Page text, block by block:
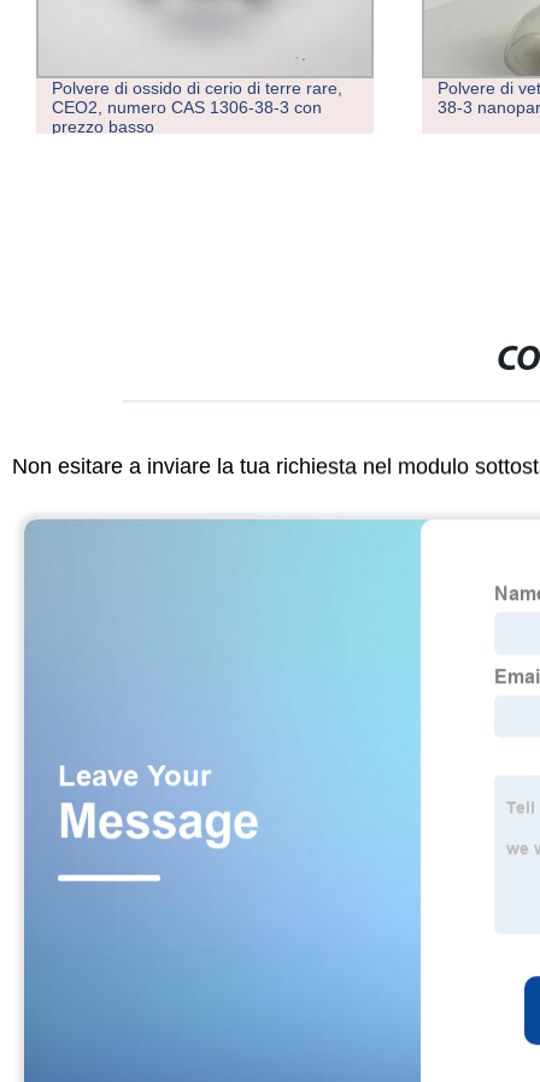
Polvere di ossido di cerio di terre rare,
CEO2, numero CAS 1306-38-3 con
prezzo basso
Polvere di
38-3
Non esitare a inviare la tua richiesta nel modulo